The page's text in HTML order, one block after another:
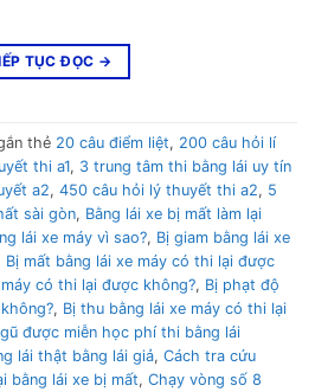
TỤC ĐỌC →
thẻ 20 câu điểm liệt, 200 câu hỏi lí
thi a1, 3 trung tâm thi bằng lái uy tín
a2, 450 câu hỏi lý thuyết thi a2, 5
sài gòn, Bằng lái xe bị mất làm lại
lái xe máy vì sao?, Bị giam bằng lái xe
Bị mất bằng lái xe máy có thi lại được
có thi lại được không?, Bị phạt độ
, Bị thu bằng lái xe máy có thi lại
được miễn học phí thi bằng lái
lái thật bằng lái giả, Cách tra cứu
bằng lái xe bị mất, Chạy vòng số 8